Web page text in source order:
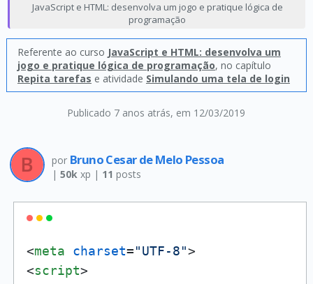
Publicado 7 anos atrás, em 12/03/2019
JavaScript e HTML: desenvolva um jogo e pratique lógica de
programação
Referente ao curso JavaScript e HTML: desenvolva um
jogo e pratique lógica de programação, no capítulo
Repita tarefas e atividade Simulando uma tela de login
por Bruno Cesar de Melo Pessoa
| 50kxp | 11 posts
<meta charset="UTF-8">
<script>